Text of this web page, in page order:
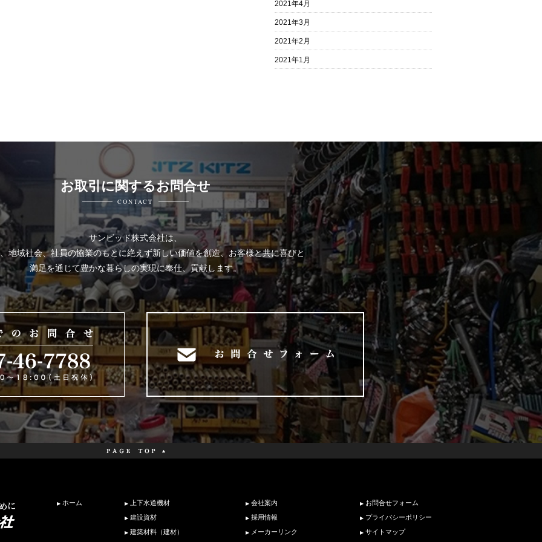
2021年4月
2021年3月
2021年2月
2021年1月
お取引に関するお問合せ
CONTACT
サンビッド株式会社は、
地域社会、社員の協業のもとに絶えず新しい価値を創造、お客様と共に喜びと
満足を通じて豊かな暮らしの実現に奉仕、貢献します。
ホーム
上下水道機材
建設資材
建築材料（建材）
会社案内
採用情報
メーカーリンク
お問合せフォーム
プライバシーポリシー
サイトマップ